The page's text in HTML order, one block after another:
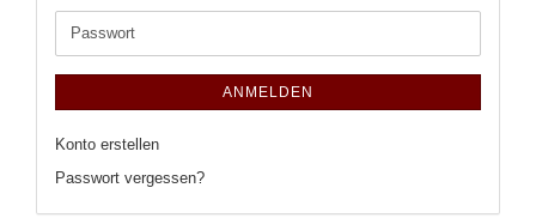
Adresse
Passwort
ANMELDEN
Konto erstellen
Passwort vergessen?